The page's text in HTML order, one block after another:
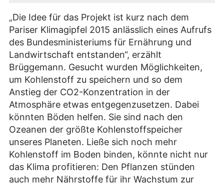
„Die Idee für das Projekt ist kurz nach dem
Pariser Klimagipfel 2015 anlässlich eines Aufrufs
des Bundesministeriums für Ernährung und
Landwirtschaft entstanden“, erzählt
Brüggemann. Gesucht wurden Möglichkeiten,
um Kohlenstoff zu speichern und so dem
Anstieg der CO2-Konzentration in der
Atmosphäre etwas entgegenzusetzen. Dabei
könnten Böden helfen. Sie sind nach den
Ozeanen der größte Kohlenstoffspeicher
unseres Planeten. Ließe sich noch mehr
Kohlenstoff im Boden binden, könnte nicht nur
das Klima profitieren: Den Pflanzen stünden
auch mehr Nährstoffe für ihr Wachstum zur